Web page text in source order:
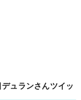
ュランさんツイッ